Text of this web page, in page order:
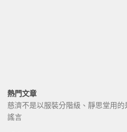
熱門文章
慈濟不是以服裝分階級、靜思堂用
謠言